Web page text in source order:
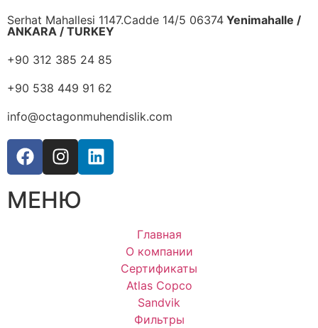
Serhat Mahallesi 1147.Cadde 14/5 06374 Yenimahalle /
ANKARA / TURKEY
+90 312 385 24 85
+90 538 449 91 62
info@octagonmuhendislik.com
МЕНЮ
Главная
О компании
Сертификаты
Atlas Copco
Sandvik
Фильтры